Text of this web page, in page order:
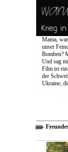
Mama,
unser
Bomben?
Und sag
Film ist
der
Ukraine,